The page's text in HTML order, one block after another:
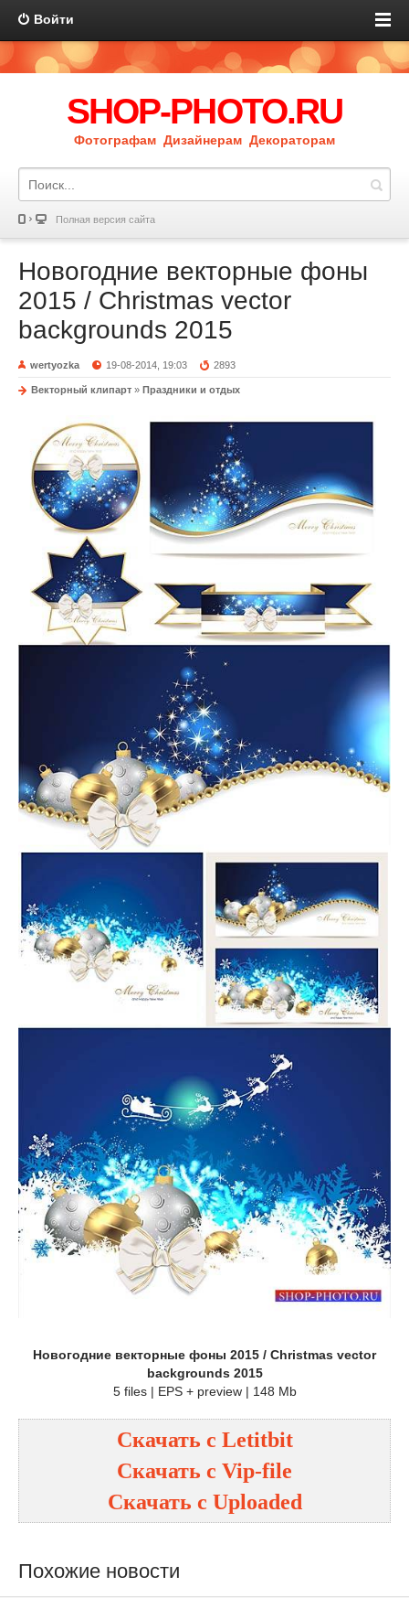
Войти
SHOP-PHOTO.RU
Фотографам Дизайнерам Декораторам
Полная версия сайта
Новогодние векторные фоны
2015 / Christmas vector
backgrounds 2015
wertyozka 19-08-2014, 19:03 2893
Векторный клипарт » Праздники и отдых
Новогодние векторные фоны 2015 / Christmas vector
backgrounds 2015
5 files | EPS + preview | 148 Mb
Скачать с Letitbit
Скачать с Vip-file
Скачать с Uploaded
Похожие новости